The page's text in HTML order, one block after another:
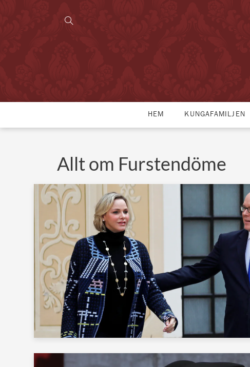
HEM KUNGAFAMILJEN
Allt om Furstendöme